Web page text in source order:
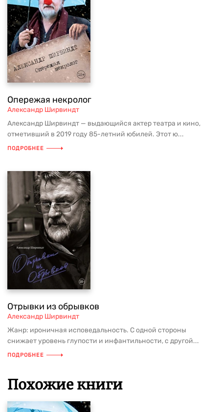
Опережая некролог
Александр Ширвиндт
Александр Ширвиндт — выдающийся актер театра и кино,
отметивший в 2019 году 85-летний юбилей. Этот ю...
ПОДРОБНЕЕ
Отрывки из обрывков
Александр Ширвиндт
Жанр: ироничная исповедальность. С одной стороны
снижает уровень глупости и инфантильности, с другой...
ПОДРОБНЕЕ
Похожие книги